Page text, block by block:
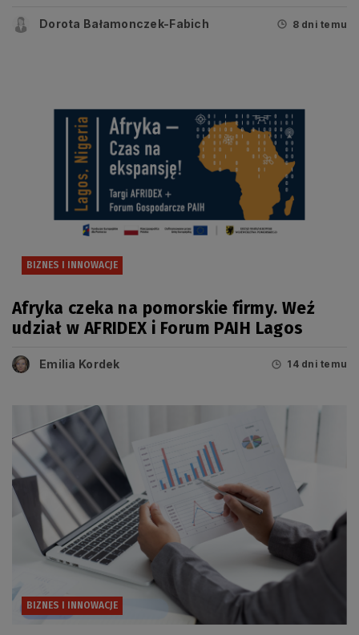
Dorota Bałamonczek-Fabich 8 dni temu
BIZNES I INNOWACJE
Afryka czeka na pomorskie firmy. Weź
udział w AFRIDEX i Forum PAIH Lagos
Emilia Kordek 14 dni temu
BIZNES I INNOWACJE